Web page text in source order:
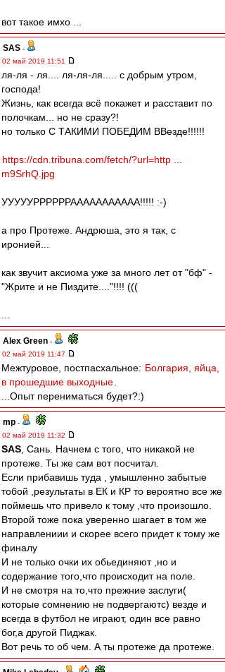
вот такое имхо ...
SAS -
02 май 2019 11:51
ля-ля - ля.... ля-ля-ля..... с добрым утром,
господа!
Жизнь, как всегда всё покажет и расставит по
полочкам... но не сразу?!
но только С ТАКИМИ ПОБЕДИМ ВВезде!!!!!!
https://cdn.tribuna.com/fetch/?url=http ...
m9SrhQ.jpg
УУУУУРРРРРРААААААААААА!!!!! :-)
а про Протеже. Андрюша, это я так, с
иронией...
как звучит аксиома уже за много лет от "бф" -
"Жрите и не Пиздите...."!!!! (((
Alex Green -
02 май 2019 11:47
Межтуровое, постпасхальное: Болгария, яйца,
в прошедшие выходные
...Опыт перениматься будет?:)
mp -
02 май 2019 11:32
SAS , Сань. Начнем с того, что никакой не
протеже. Ты же сам вот посчитал.
Если прибавишь туда , умышленно забытые
тобой ,результаты в ЕК и КР то вероятно все же
поймешь что привело к тому ,что произошло.
Второй тоже пока уверенно шагает в том же
направлениии и скорее всего придет к тому же
финалу
И не только очки их обьединяют ,но и
содержание того,что происходит на поле.
И не смотря на то,что прежние заслуги(
которые сомнению не подвергаютс) везде и
всегда в футбол не играют, один все равно
бог,а другой Пиджак.
Вот речь то об чем. А ты протеже да протеже.